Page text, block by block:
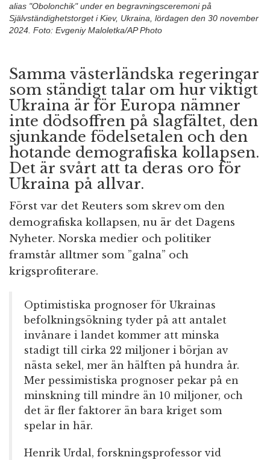
alias "Obolonchik" under en begravningsceremoni på
Självständighetstorget i Kiev, Ukraina, lördagen den 30 november
2024. Foto: Evgeniy Maloletka/AP Photo
Samma västerländska regeringar
som ständigt talar om hur viktigt
Ukraina är för Europa nämner
inte dödsoffren på slagfältet, den
sjunkande födelsetalen och den
hotande demografiska kollapsen.
Det är svårt att ta deras oro för
Ukraina på allvar.
Först var det Reuters som skrev om den
demografiska kollapsen, nu är det Dagens
Nyheter. Norska medier och politiker
framstår alltmer som ”galna” och
krigsprofiterare.
Optimistiska prognoser för Ukrainas
befolkningsökning tyder på att antalet
invånare i landet kommer att minska
stadigt till cirka 22 miljoner i början av
nästa sekel, mer än hälften på hundra år.
Mer pessimistiska prognoser pekar på en
minskning till mindre än 10 miljoner, och
det är fler faktorer än bara kriget som
spelar in här.
Henrik Urdal, forskningsprofessor vid